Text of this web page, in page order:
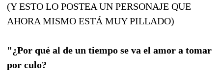
(Y ESTO LO POSTEA UN PERSONAJE QUE
AHORA MISMO ESTÁ MUY PILLADO)
"¿Por qué al de un tiempo se va el amor a tomar
por culo?